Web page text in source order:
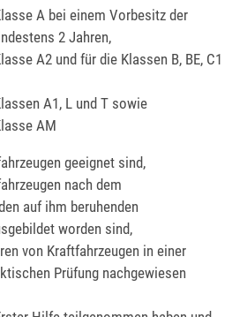
A bei einem Vorbesitz der
2 Jahren,
A2 und für die Klassen B, BE, C1
A1, L und T sowie
AM
geeignet sind,
nach dem
auf ihm beruhenden
worden sind,
von Kraftfahrzeugen in einer
Prüfung nachgewiesen